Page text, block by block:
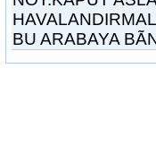
BU ARABAYA